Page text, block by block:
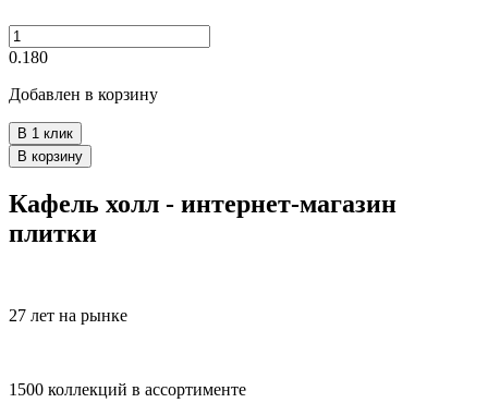
0.180
Добавлен в корзину
В 1 клик
В корзину
Кафель холл - интернет-магазин
плитки
27 лет на рынке
1500 коллекций в ассортименте